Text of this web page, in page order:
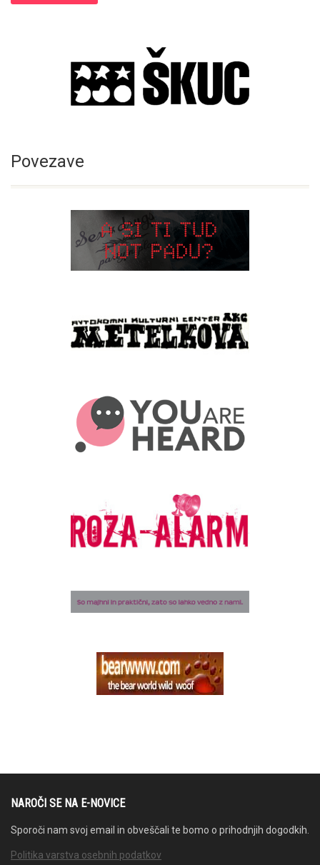
Povezave
NAROČI SE NA E-NOVICE
Sporoči nam svoj email in obveščali te bomo o prihodnjih dogodkih.
Politika varstva osebnih podatkov